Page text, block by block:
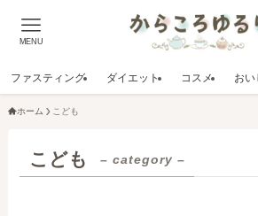
MENU
ファスティング ダイエット コスメ お
ホーム こども
こども – category –